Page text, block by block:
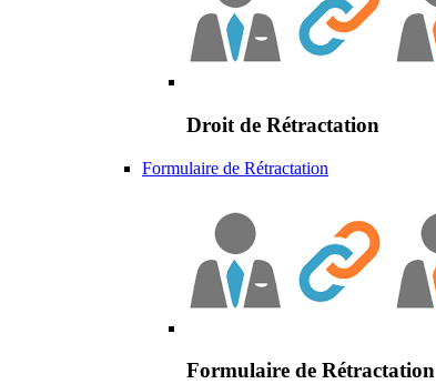
Droit de Rétractation
Formulaire de Rétractation
Formulaire de Rétractation